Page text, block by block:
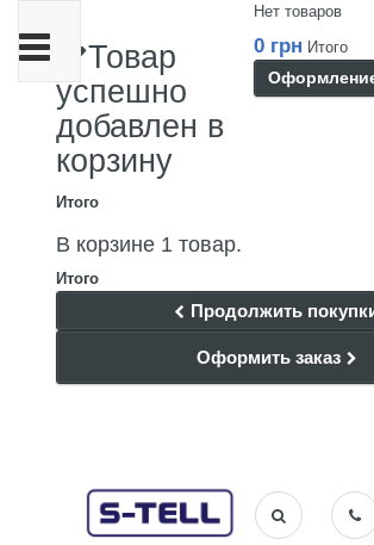
Нет товаров
0 грн Итого
Товар
успешно
добавлен в
корзину
Итого
В корзине 1 товар.
Итого
Продолжить
Оформить заказ
Переключить
навигации